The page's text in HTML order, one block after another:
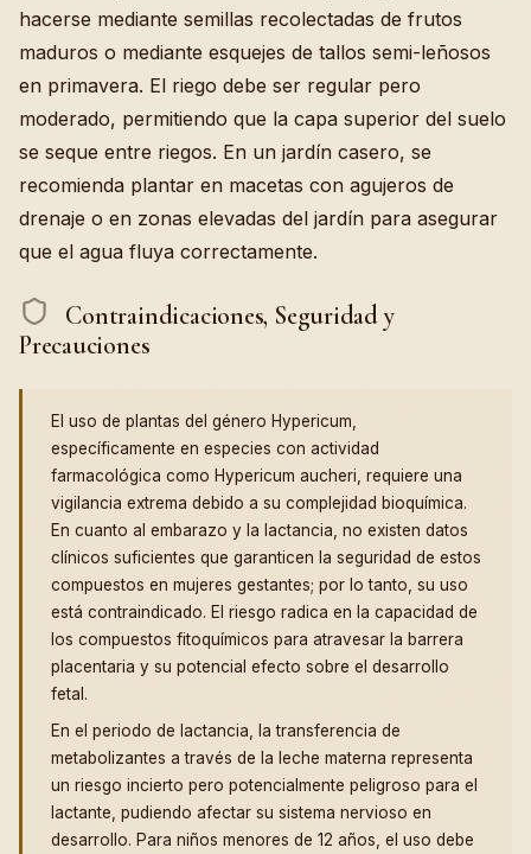
hacerse mediante semillas recolectadas de frutos
maduros o mediante esquejes de tallos semi-leñosos
en primavera. El riego debe ser regular pero
moderado, permitiendo que la capa superior del suelo
se seque entre riegos. En un jardín casero, se
recomienda plantar en macetas con agujeros de
drenaje o en zonas elevadas del jardín para asegurar
que el agua fluya correctamente.
Contraindicaciones, Seguridad y
Precauciones
El uso de plantas del género Hypericum,
específicamente en especies con actividad
farmacológica como Hypericum aucheri, requiere una
vigilancia extrema debido a su complejidad bioquímica.
En cuanto al embarazo y la lactancia, no existen datos
clínicos suficientes que garanticen la seguridad de estos
compuestos en mujeres gestantes; por lo tanto, su uso
está contraindicado. El riesgo radica en la capacidad de
los compuestos fitoquímicos para atravesar la barrera
placentaria y su potencial efecto sobre el desarrollo
fetal.
En el periodo de lactancia, la transferencia de
metabolizantes a través de la leche materna representa
un riesgo incierto pero potencialmente peligroso para el
lactante, pudiendo afectar su sistema nervioso en
desarrollo. Para niños menores de 12 años, el uso debe